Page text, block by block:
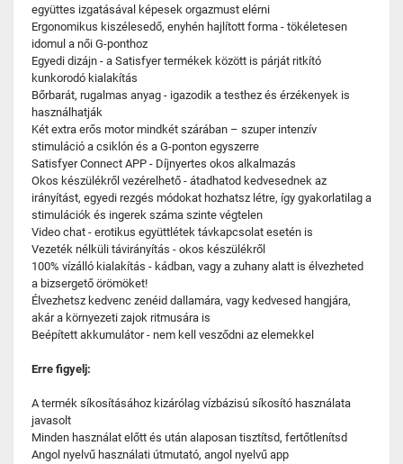
együttes izgatásával képesek orgazmust elérni
Ergonomikus kiszélesedő, enyhén hajlított forma - tökéletesen
idomul a női G-ponthoz
Egyedi dizájn - a Satisfyer termékek között is párját ritkító
kunkorodó kialakítás
Bőrbarát, rugalmas anyag - igazodik a testhez és érzékenyek is
használhatják
Két extra erős motor mindkét szárában – szuper intenzív
stimuláció a csiklón és a G-ponton egyszerre
Satisfyer Connect APP - Díjnyertes okos alkalmazás
Okos készülékről vezérelhető - átadhatod kedvesednek az
irányítást, egyedi rezgés módokat hozhatsz létre, így gyakorlatilag a
stimulációk és ingerek száma szinte végtelen
Video chat - erotikus együttlétek távkapcsolat esetén is
Vezeték nélküli távirányítás - okos készülékről
100% vízálló kialakítás - kádban, vagy a zuhany alatt is élvezheted
a bizsergető örömöket!
Élvezhetsz kedvenc zenéid dallamára, vagy kedvesed hangjára,
akár a környezeti zajok ritmusára is
Beépített akkumulátor - nem kell vesződni az elemekkel
Erre figyelj:
A termék síkosításához kizárólag vízbázisú síkosító használata
javasolt
Minden használat előtt és után alaposan tisztítsd, fertőtlenítsd
Angol nyelvű használati útmutató, angol nyelvű app